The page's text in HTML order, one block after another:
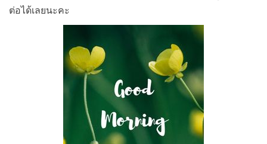
ต่อได้เลยนะคะ